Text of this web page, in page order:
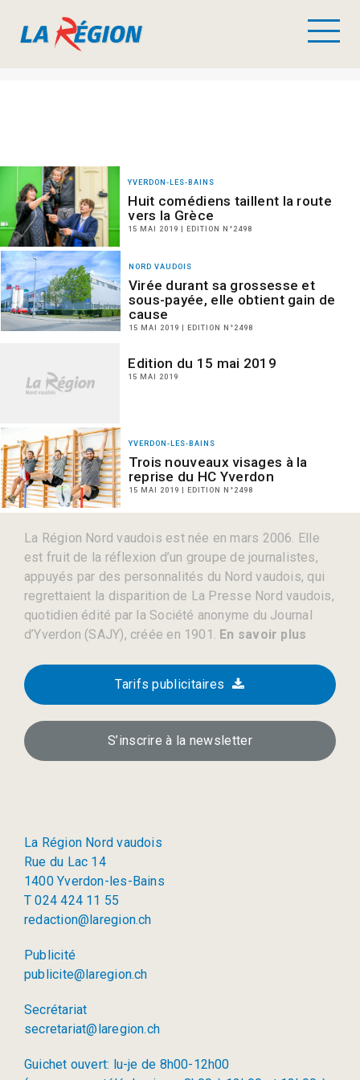
YVERDON-LES-BAINS
Huit comédiens taillent la route
vers la Grèce
15 MAI 2019 | EDITION N°2498
NORD VAUDOIS
Virée durant sa grossesse et
sous-payée, elle obtient gain de
cause
15 MAI 2019 | EDITION N°2498
Edition du 15 mai 2019
15 MAI 2019
YVERDON-LES-BAINS
Trois nouveaux visages à la
reprise du HC Yverdon
15 MAI 2019 | EDITION N°2498
La Région Nord vaudois est née en mars 2006. Elle
est fruit de la réflexion d’un groupe de journalistes,
appuyés par des personnalités du Nord vaudois, qui
regrettaient la disparition de La Presse Nord vaudois,
quotidien édité par la Société anonyme du Journal
d’Yverdon (SAJY), créée en 1901. En savoir plus
Tarifs publicitaires
S’inscrire à la newsletter
La Région Nord vaudois
Rue du Lac 14
1400 Yverdon-les-Bains
T 024 424 11 55
redaction@laregion.ch
Publicité
publicite@laregion.ch
Secrétariat
secretariat@laregion.ch
Guichet ouvert: lu-je de 8h00-12h00